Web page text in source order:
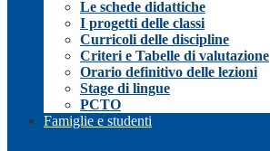
Le schede didattiche
I progetti delle classi
Curricoli delle discipline
Criteri e Tabelle di valutazione
Orario definitivo delle lezioni
Stage di lingue
PCTO
Famiglie e studenti